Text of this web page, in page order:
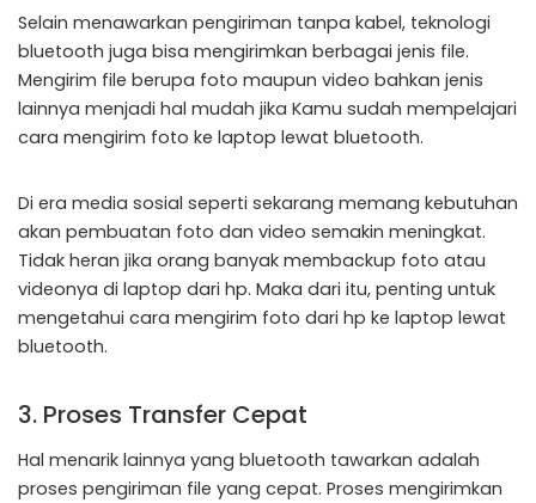
Selain menawarkan pengiriman tanpa kabel, teknologi
bluetooth juga bisa mengirimkan berbagai jenis file.
Mengirim file berupa foto maupun video bahkan jenis
lainnya menjadi hal mudah jika Kamu sudah mempelajari
cara mengirim foto ke laptop lewat bluetooth.
Di era media sosial seperti sekarang memang kebutuhan
akan pembuatan foto dan video semakin meningkat.
Tidak heran jika orang banyak membackup foto atau
videonya di laptop dari hp. Maka dari itu, penting untuk
mengetahui cara mengirim foto dari hp ke laptop lewat
bluetooth.
3. Proses Transfer Cepat
Hal menarik lainnya yang bluetooth tawarkan adalah
proses pengiriman file yang cepat. Proses mengirimkan